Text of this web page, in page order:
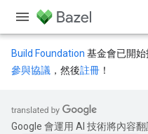
Build Foundation 基金會已開
參與協議 ，然後註冊 ！
Google 會運用 AI 技術將內容